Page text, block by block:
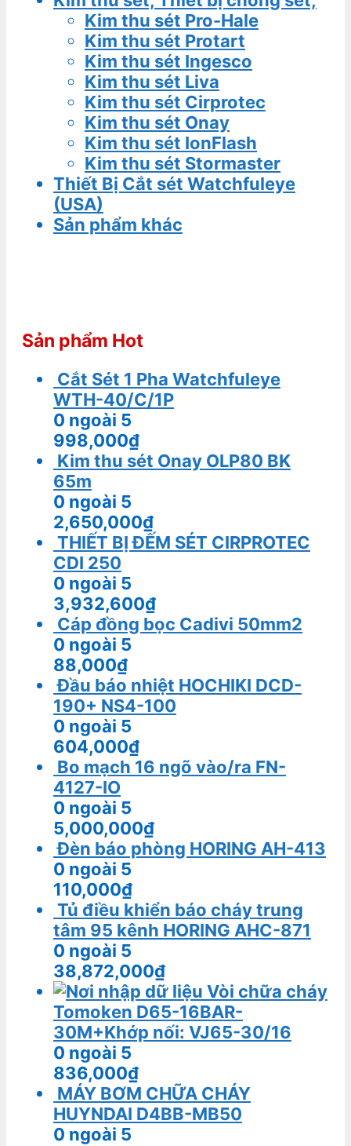
Kim thu sét Pro-Hale
Kim thu sét Protart
Kim thu sét Ingesco
Kim thu sét Liva
Kim thu sét Cirprotec
Kim thu sét Onay
Kim thu sét IonFlash
Kim thu sét Stormaster
Thiết Bị Cắt sét Watchfuleye
(USA)
Sản phẩm khác
Sản phẩm Hot
Cắt Sét 1 Pha Watchfuleye
WTH-40/C/1P
0 ngoài 5
998,000₫
Kim thu sét Onay OLP80 BK
65m
0 ngoài 5
2,650,000₫
THIẾT BỊ ĐẾM SÉT CIRPROTEC
CDI 250
0 ngoài 5
3,932,600₫
Cáp đồng bọc Cadivi 50mm2
0 ngoài 5
88,000₫
Đầu báo nhiệt HOCHIKI DCD-
190+ NS4-100
0 ngoài 5
604,000₫
Bo mạch 16 ngõ vào/ra FN-
4127-IO
0 ngoài 5
5,000,000₫
Đèn báo phòng HORING AH-413
0 ngoài 5
110,000₫
Tủ điều khiển báo cháy trung
tâm 95 kênh HORING AHC-871
0 ngoài 5
38,872,000₫
Vòi chữa cháy
Tomoken D65-16BAR-
30M+Khớp nối: VJ65-30/16
0 ngoài 5
836,000₫
MÁY BƠM CHỮA CHÁY
HUYNDAI D4BB-MB50
0 ngoài 5